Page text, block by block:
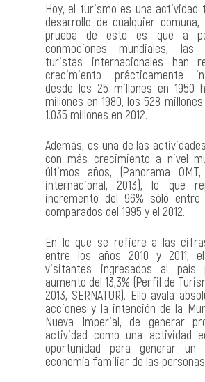
Hoy, el turismo es una actividad
desarrollo de cualquier comuna,
prueba de esto es que a
conmociones mundiales, las
turistas internacionales han
crecimiento prácticamente
desde los 25 millones en 1950
millones en 1980, los 528
1.035 millones en 2012.
Además, es una de las
con más crecimiento a nivel
últimos años, (Panorama
internacional, 2013), lo que
incremento del 96% sólo entre
comparados del 1995 y el 2012.
En lo que se refiere a las
entre los años 2010 y 2011,
visitantes ingresados al país
aumento del 13,3% (Perfil de
2013, SERNATUR). Ello avala
acciones y la intención de la
Nueva Imperial, de generar
actividad como una actividad
oportunidad para generar
economía familiar de las